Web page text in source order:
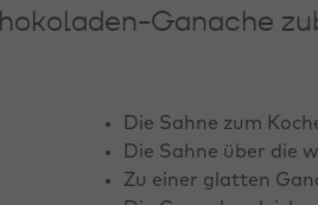
Ganache
Die Sahne zum
Die Sahne über die
Zu einer glatten